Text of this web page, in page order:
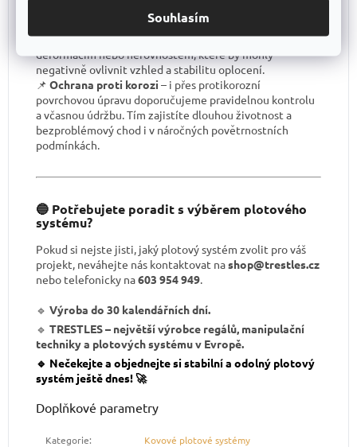
Souhlasím– před zahájením montáže
vždy ověřte, zda jsou všechny komponenty připravené a
sloupky pevně upevněné a vyrovnané. Tím předejdete
deformacím nebo nerovnostem, které by mohly
negativně ovlivnit vzhled a stabilitu oplocení.
📌 Ochrana proti korozi – i přes protikorozní
povrchovou úpravu doporučujeme pravidelnou kontrolu
a včasnou údržbu. Tím zajistíte dlouhou životnost a
bezproblémový chod i v náročných povětrnostních
podmínkách.
🔵 Potřebujete poradit s výběrem plotového
systému?
Pokud si nejste jisti, jaký plotový systém zvolit pro váš
projekt, neváhejte nás kontaktovat nashop@trestles.cz
nebo telefonicky na603 954 949.
🔹 Výroba do 30 kalendářních dní.
🔹 TRESTLES – největší výrobce regálů, manipulační
techniky a plotových systému v Evropě.
🔹 Nečekejte a objednejte si stabilní a odolný plotový
systém ještě dnes! 🚀
Doplňkové parametry
Kategorie:
Kovové plotové systémy